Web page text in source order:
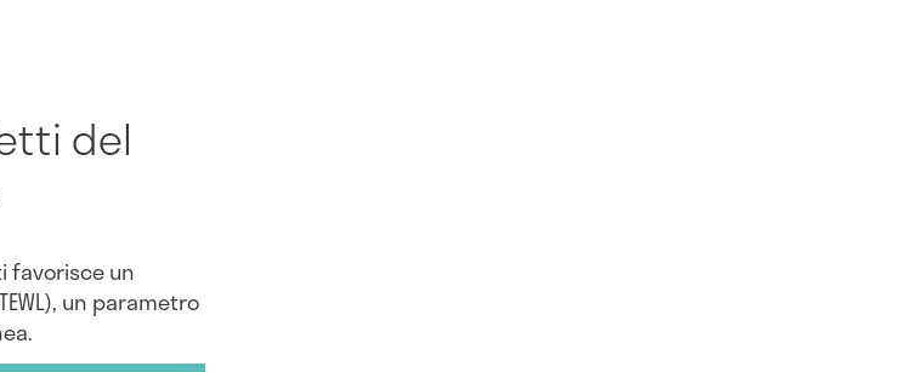
del
favorisce un
un parametro